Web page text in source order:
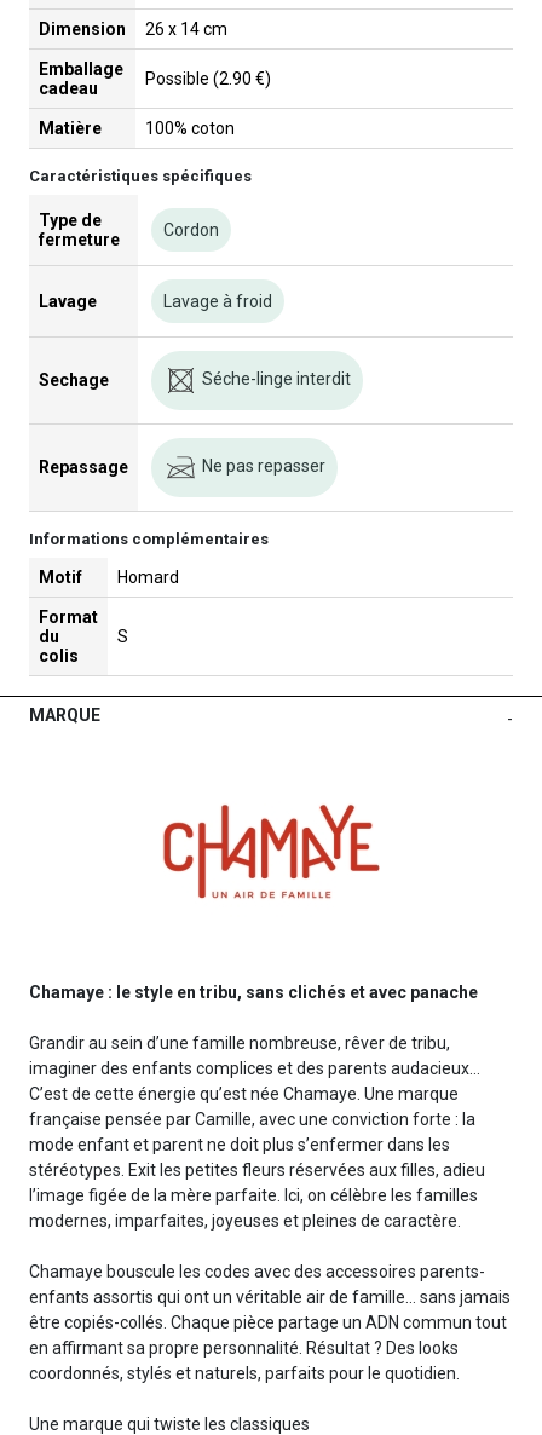
Dimension 26 x 14 cm
Emballage
cadeau
Possible (2.90 €)
Matière 100% coton
Caractéristiques spécifiques
Type de
fermeture
Cordon
Lavage Lavage à froid
Sechage Séche-linge interdit
Repassage Ne pas repasser
Informations complémentaires
Motif Homard
Format
du
colis
S
MARQUE -
Chamaye : le style en tribu, sans clichés et avec panache
Grandir au sein d’une famille nombreuse, rêver de tribu,
imaginer des enfants complices et des parents audacieux…
C’est de cette énergie qu’est née Chamaye. Une marque
française pensée par Camille, avec une conviction forte : la
mode enfant et parent ne doit plus s’enfermer dans les
stéréotypes. Exit les petites fleurs réservées aux filles, adieu
l’image figée de la mère parfaite. Ici, on célèbre les familles
modernes, imparfaites, joyeuses et pleines de caractère.
Chamaye bouscule les codes avec des accessoires parents-
enfants assortis qui ont un véritable air de famille… sans jamais
être copiés-collés. Chaque pièce partage un ADN commun tout
en affirmant sa propre personnalité. Résultat ? Des looks
coordonnés, stylés et naturels, parfaits pour le quotidien.
Une marque qui twiste les classiques